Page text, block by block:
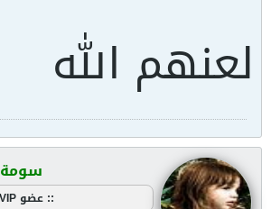
لعنهم الله
سومة
:: عضو VIP ::